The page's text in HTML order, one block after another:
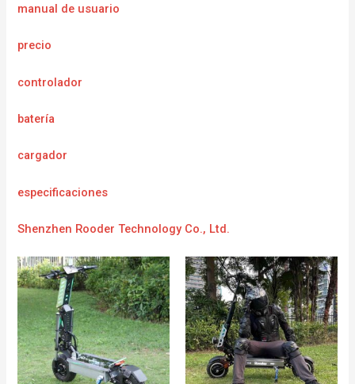
manual de usuario
precio
controlador
batería
cargador
especificaciones
Shenzhen Rooder Technology Co., Ltd.